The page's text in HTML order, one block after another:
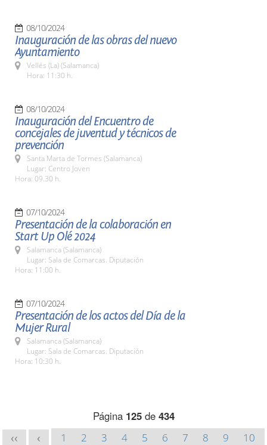
08/10/2024
Inauguración de las obras del nuevo
Ayuntamiento
Vellés (La) (Salamanca)
Hora: 11:30 h.
08/10/2024
Inauguración del Encuentro de
concejales de juventud y técnicos de
prevención
Santa Marta de Tormes (Salamanca)
Lugar: Centro Joven
Hora: 09.30 h.
07/10/2024
Presentación de la colaboración en
Start Up Olé 2024
Salamanca (Salamanca)
Lugar: Sala de Comarcas. Diputación
Hora: 11:00 h.
07/10/2024
Presentación de los actos del Día de la
Mujer Rural
Salamanca (Salamanca)
Lugar: Sala de Comarcas. Diputación
Hora: 10:30 h.
Página 125de 434
<< < 1 2 3 4 5 6 7 8 9
10